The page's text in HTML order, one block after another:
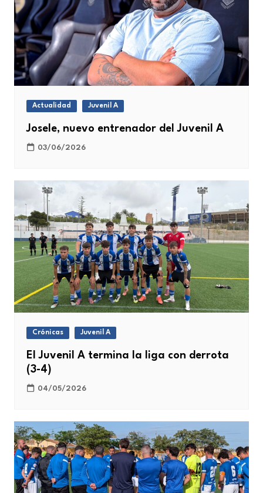
Actualidad Juvenil A
Josele, nuevo entrenador del Juvenil A
03/06/2026
Crónicas Juvenil A
El Juvenil A termina la liga con derrota
(3-4)
04/05/2026